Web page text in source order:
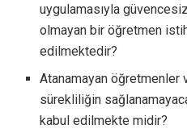
uygulamasıyla
olmayan bir öğretmen
edilmektedir?
Atanamayan öğretmenler
sürekliliğin
kabul edilmekte midir?